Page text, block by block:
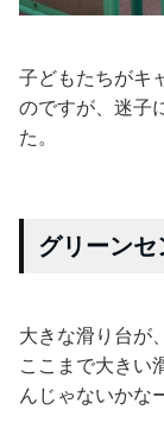
子どもたちがキ
のですが、迷子
た。
グリーン
大きな滑り台が
ここまで大きい
んじゃないかな